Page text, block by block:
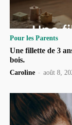
Pour les Parents
Une fillette de 3
bois.
Caroline - août 8,